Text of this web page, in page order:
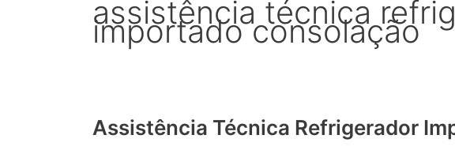
assistência técnica
importado consolação
Assistência Técnica Refrigerador